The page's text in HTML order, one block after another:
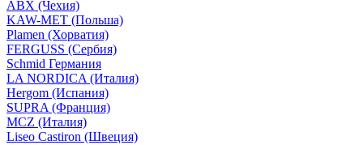
ABX (Чехия)
KAW-MET (Польша)
Plamen (Хорватия)
FERGUSS (Сербия)
Schmid Германия
LA NORDICA (Италия)
Hergom (Испания)
SUPRA (Франция)
MCZ (Италия)
Liseo Castiron (Швеция)